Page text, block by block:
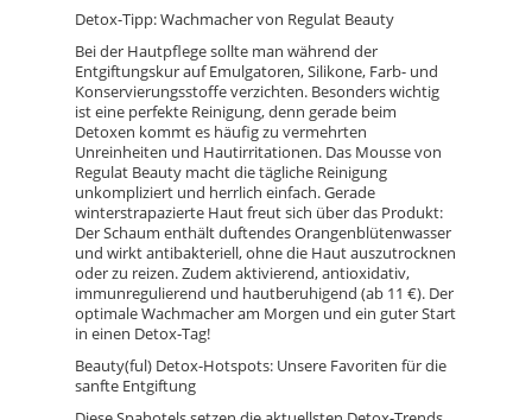
Detox-Tipp: Wachmacher von Regulat Beauty
Bei der Hautpflege sollte man während der
Entgiftungskur auf Emulgatoren, Silikone, Farb- und
Konservierungsstoffe verzichten. Besonders wichtig
ist eine perfekte Reinigung, denn gerade beim
Detoxen kommt es häufig zu vermehrten
Unreinheiten und Hautirritationen. Das Mousse von
Regulat Beauty macht die tägliche Reinigung
unkompliziert und herrlich einfach. Gerade
winterstrapazierte Haut freut sich über das Produkt:
Der Schaum enthält duftendes Orangenblütenwasser
und wirkt antibakteriell, ohne die Haut auszutrocknen
oder zu reizen. Zudem aktivierend, antioxidativ,
immunregulierend und hautberuhigend (ab 11 €). Der
optimale Wachmacher am Morgen und ein guter Start
in einen Detox-Tag!
Beauty(ful) Detox-Hotspots: Unsere Favoriten für die
sanfte Entgiftung